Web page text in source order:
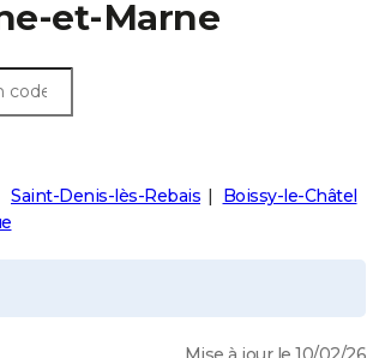
et-Marne
Saint-Denis-lès-Rebais
Boissy-le-Châtel